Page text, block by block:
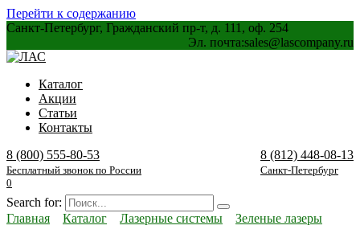
Перейти к содержанию
Санкт-Петербург, Гражданский пр-т, д. 111, оф. 254
Эл. почта:sales@lascompany.ru
Каталог
Акции
Статьи
Контакты
8 (800) 555-80-53
Бесплатный звонок по России
8 (812) 448-08-13
Санкт-Петербург
0
Search for:
Главная
Каталог Лазерные системы Зеленые лазеры